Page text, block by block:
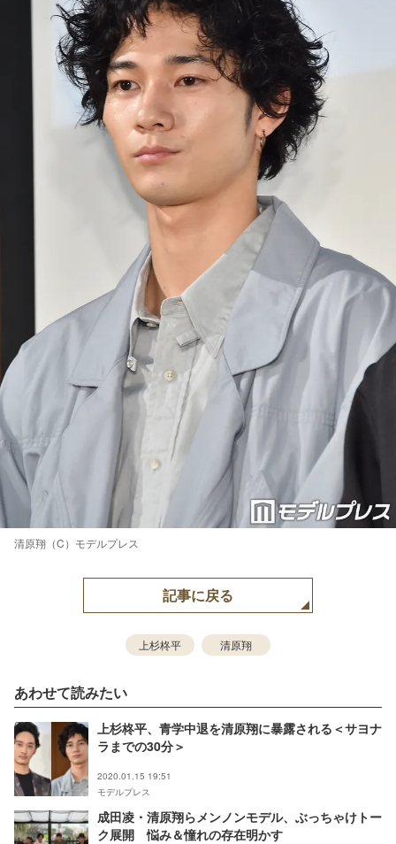
清原翔（C）モデルプレス
記事に戻る
上杉柊平 清原翔
あわせて読みたい
上杉柊平、青学中退を清原翔に暴露される＜サヨナ
ラまでの30分＞
2020.01.15 19:51
モデルプレス
成田凌・清原翔らメンノンモデル、ぶっちゃけトー
ク展開 悩み＆憧れの存在明かす